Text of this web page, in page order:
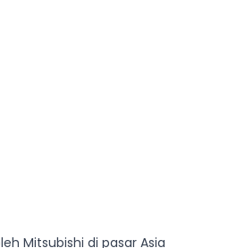
Mitsubishi di pasar Asia